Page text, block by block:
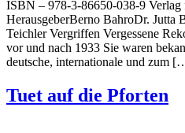
ISBN – 978-3-86650-038-9
HerausgeberBerno BahroDr. Jutta
Teichler Vergriffen Vergessene
vor und nach 1933 Sie waren
deutsche, internationale und zum
Tuet auf die Pforten